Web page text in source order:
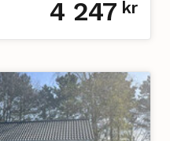
4 247 kr